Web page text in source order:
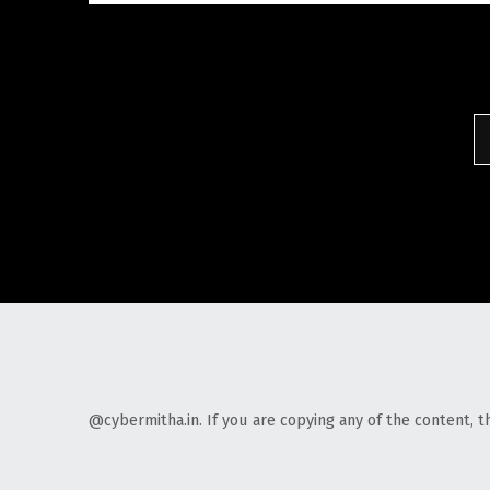
@cybermitha.in. If you are copying any of the content,